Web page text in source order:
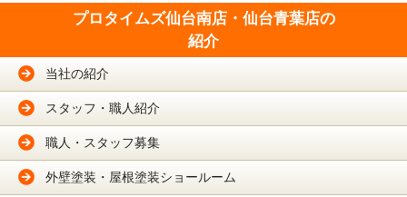
プロタイムズ仙台南店・仙台青葉店の
紹介
当社の紹介
スタッフ・職人紹介
職人・スタッフ募集
外壁塗装・屋根塗装ショールーム